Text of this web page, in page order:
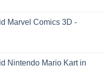
Marvel Comics 3D -
Nintendo Mario Kart in